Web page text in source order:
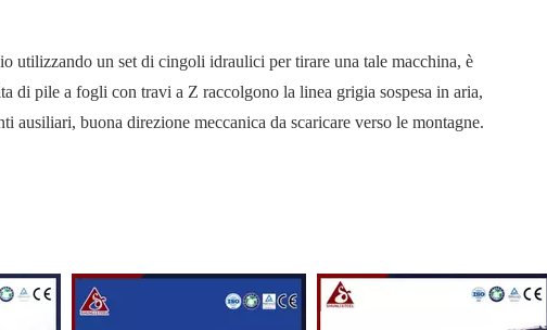
utilizzando un set di cingoli idraulici per tirare una tale macchina, è
di pile a fogli con travi a Z raccolgono la linea grigia sospesa in aria,
buona direzione meccanica da scaricare verso le montagne.